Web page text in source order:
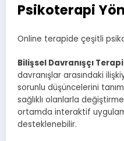
Psikoterapi
Online terapide çeşitli
Bilişsel Davranışçı
davranışlar arasındaki
sorunlu düşüncelerini
sağlıklı olanlarla
ortamda interaktif
desteklenebilir.